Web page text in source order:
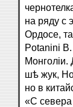
на ряду с
Ордосе,
Potanini
шѣ жук,
но в
«С севера